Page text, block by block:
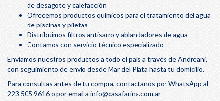
de desagote y calefacción
Ofrecemos productos químicos para el tratamiento del agua
de piscinas y piletas
Distribuimos filtros antisarro y ablandadores de agua
Contamos con servicio técnico especializado
Enviamos nuestros productos a todo el país a través de Andreani,
con seguimiento de envío desde Mar del Plata hasta tu domicilio.
Para consultas antes de tu compra, contactanos por WhatsApp al
223 505 9616 o por email a info@casafarina.com.ar